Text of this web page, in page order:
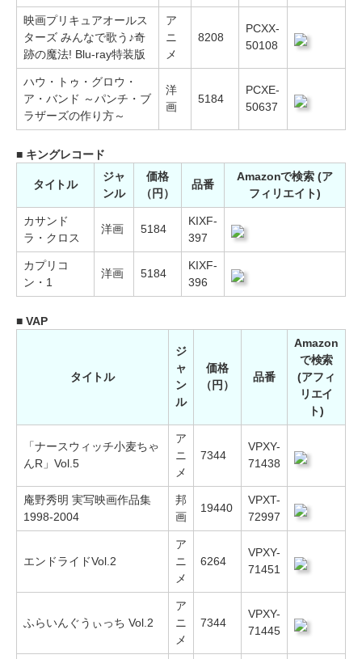
映画プリキュアオールス
ターズ みんなで歌う♪奇
跡の魔法! Blu-ray特装版
ア
ニ
メ
8208
PCXX-
50108
ハウ・トゥ・グロウ・
ア・バンド ～パンチ・ブ
ラザーズの作り方～
洋
画
5184
PCXE-
50637
■ キングレコード
タイトル
ジャ
ンル
価格
（円）
品番
Amazonで検索 (ア
フィリエイト)
カサンド
ラ・クロス
洋画 5184
KIXF-
397
カプリコ
ン・1
洋画 5184
KIXF-
396
■ VAP
タイトル
ジ
ャ
ン
ル
価格
（円）
品番
Amazon
で検索
(アフィ
リエイ
ト)
「ナースウィッチ小麦ちゃ
んR」Vol.5
ア
ニ
メ
7344
VPXY-
71438
庵野秀明 実写映画作品集
1998-2004
邦
画
19440
VPXT-
72997
エンドライドVol.2
ア
ニ
メ
6264
VPXY-
71451
ふらいんぐうぃっち Vol.2
ア
ニ
メ
7344
VPXY-
71445